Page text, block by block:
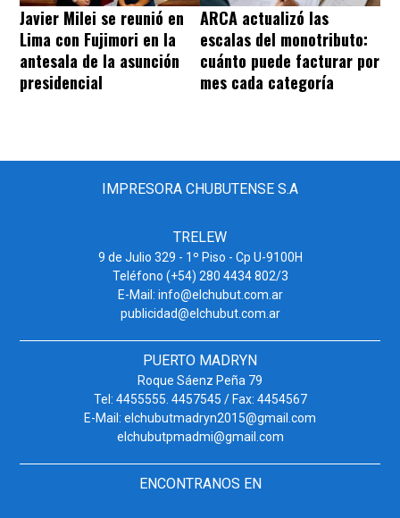
Javier Milei se reunió en
Lima con Fujimori en la
antesala de la asunción
presidencial
ARCA actualizó las
escalas del monotributo:
cuánto puede facturar por
mes cada categoría
IMPRESORA CHUBUTENSE S.A
TRELEW
9 de Julio 329 - 1º Piso - Cp U-9100H
Teléfono (+54) 280 4434 802/3
E-Mail: info@elchubut.com.ar
publicidad@elchubut.com.ar
PUERTO MADRYN
Roque Sáenz Peña 79
Tel: 4455555. 4457545 / Fax: 4454567
E-Mail: elchubutmadryn2015@gmail.com
elchubutpmadmi@gmail.com
ENCONTRANOS EN